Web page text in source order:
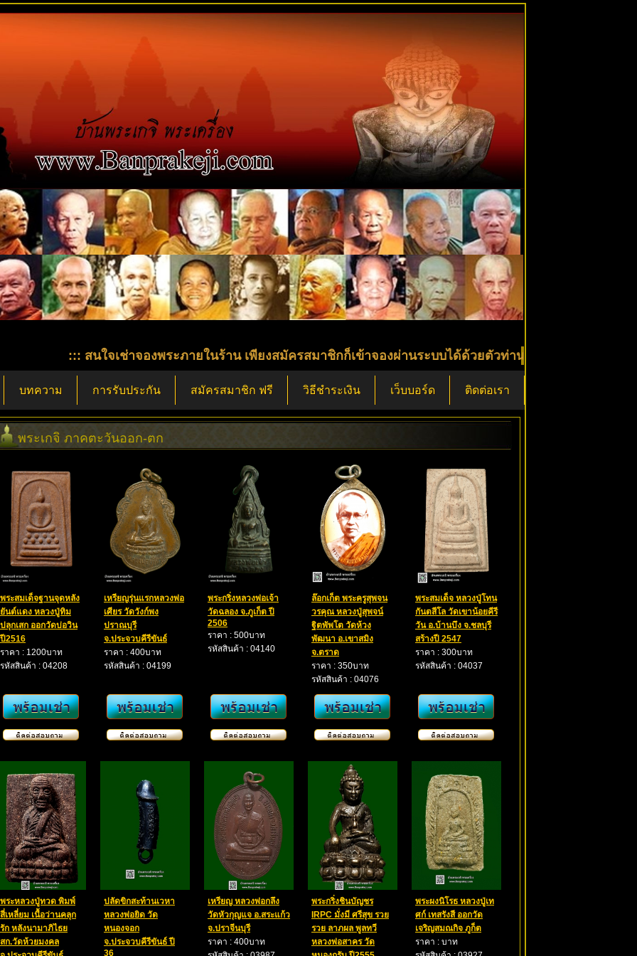
::: สนใจเช่าจองพระภายในร้าน เพียงสมัครสมาชิกก็เข้าจองผ่านระบบได้ด้วยตัวท่าน หรือจะจองตรงกับผมได้เลย โ
ติดต่อเรา
เว็บบอร์ด
วิธีชำระเงิน
สมัครสมาชิก ฟรี
การรับประกัน
บทความ
พระเกจิ ภาคตะวันออก-ตก
พระสมเด็จฐานจุดหลัง
ยันต์แดง หลวงปู่ทิม
ปลุกเสก ออกวัดบ่อวิน
ปี2516
ราคา : 1200บาท
รหัสสินค้า : 04208
เหรียญรุ่นแรกหลวงพ่อ
เศียร วัดวังก์พง
ปราณบุรี
จ.ประจวบคีรีขันธ์
ราคา : 400บาท
รหัสสินค้า : 04199
พระกริ่งหลวงพ่อเจ้า
วัดฉลอง จ.ภูเก็ต ปี
2506
ราคา : 500บาท
รหัสสินค้า : 04140
ล๊อกเก็ต พระครูสุพจน
วรคุณ หลวงปู่สุพจน์
ฐิตพัพโต วัดห้วง
พัฒนา อ.เขาสมิง
จ.ตราด
ราคา : 350บาท
รหัสสินค้า : 04076
พระสมเด็จ หลวงปู่โทน
กันตสีโล วัดเขาน้อยคีรี
วัน อ.บ้านบึง จ.ชลบุรี
สร้างปี 2547
ราคา : 300บาท
รหัสสินค้า : 04037
พระหลวงปู่ทวด พิมพ์
สี่เหลี่ยม เนื้อว่านคลุก
รัก หลังนามาภิไธย
สก.วัดห้วยมงคล
ปลัดขิกสะท้านเวหา
หลวงพ่อยิด วัด
หนองจอก
จ.ประจวบคีรีขันธ์ ปี
36
เหรียญ หลวงพ่อกลึง
วัดหัวกุญแจ อ.สระแก้ว
จ.ปราจีนบุรี
ราคา : 400บาท
พระกริ่งชินบัญชร
IRPC มั่งมี ศรีสุข รวย
รวย ลาภผล พูลทวี
หลวงพ่อสาคร วัด
พระผงนิโรธ หลวงปู่เท
ศก์ เทสรังสี ออกวัด
เจริญสมณกิจ ภูก็ต
ราคา : บาท